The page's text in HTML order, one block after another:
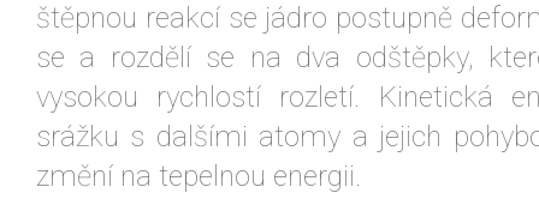
štěpnou reakcí se jádro postupně
se a rozdělí se na dva odštěpky,
vysokou rychlostí rozletí. Kinetická
srážku s dalšími atomy a jejich
změní na tepelnou energii.